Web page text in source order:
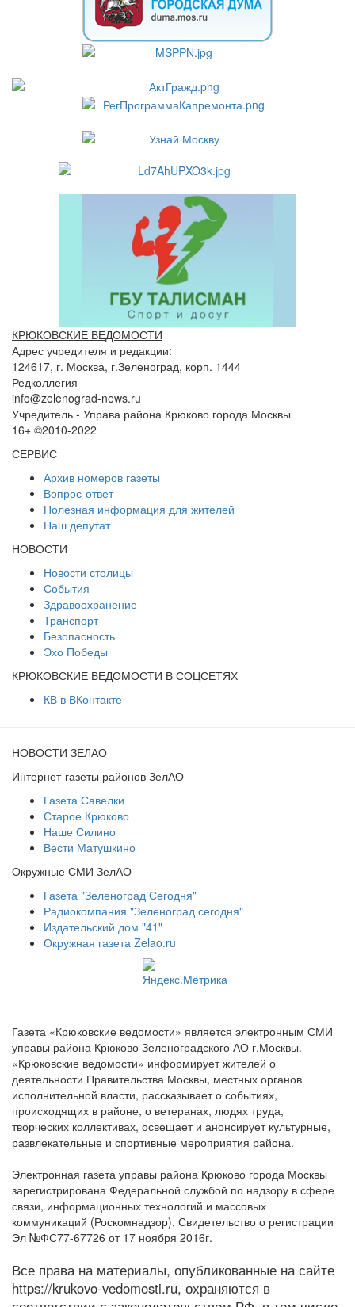
КРЮКОВСКИЕ ВЕДОМОСТИ
Адрес учредителя и редакции:
124617, г. Москва, г.Зеленоград, корп. 1444
Редколлегия
info@zelenograd-news.ru
Учредитель - Управа района Крюково города Москвы
16+ ©2010-2022
СЕРВИС
Архив номеров газеты
Вопрос-ответ
Полезная информация для жителей
Наш депутат
НОВОСТИ
Новости столицы
События
Здравоохранение
Транспорт
Безопасность
Эхо Победы
КРЮКОВСКИЕ ВЕДОМОСТИ В СОЦСЕТЯХ
КВ в ВКонтакте
НОВОСТИ ЗЕЛАО
Интернет-газеты районов ЗелАО
Газета Савелки
Старое Крюково
Наше Силино
Вести Матушкино
Окружные СМИ ЗелАО
Газета "Зеленоград Сегодня"
Радиокомпания "Зеленоград сегодня"
Издательский дом "41"
Окружная газета Zelao.ru
Газета «Крюковские ведомости» является электронным СМИ
управы района Крюково Зеленоградского АО г.Москвы.
«Крюковские ведомости» информирует жителей о
деятельности Правительства Москвы, местных органов
исполнительной власти, рассказывает о событиях,
происходящих в районе, о ветеранах, людях труда,
творческих коллективах, освещает и анонсирует культурные,
развлекательные и спортивные мероприятия района.
Электронная газета управы района Крюково города Москвы
зарегистрирована Федеральной службой по надзору в сфере
связи, информационных технологий и массовых
коммуникаций (Роскомнадзор). Свидетельство о регистрации
Эл №ФС77-67726 от 17 ноября 2016г.
Все права на материалы, опубликованные на сайте
https://krukovo-vedomosti.ru, охраняются в